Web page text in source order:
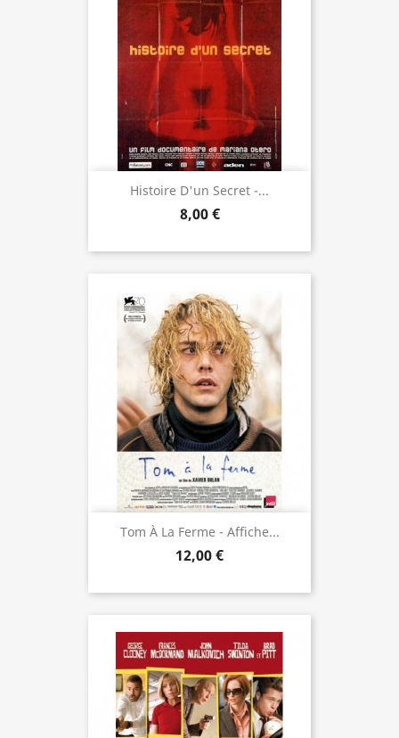
Histoire D'un Secret -...
8,00 €
Tom À La Ferme - Affiche...
12,00 €